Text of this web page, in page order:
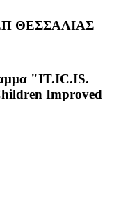
ΘΕΣΣΑΛΙΑΣ
"IT.IC.IS.
Improved